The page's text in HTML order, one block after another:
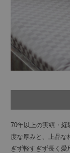
70年以上の実績・
度な厚みと、上品
ぎず軽すぎず長く愛